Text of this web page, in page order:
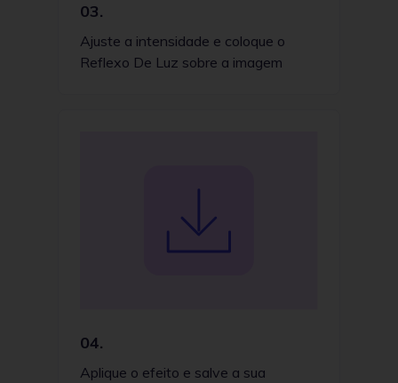
03.
Ajuste a intensidade e coloque o
Reflexo De Luz sobre a imagem
04.
Aplique o efeito e salve a sua